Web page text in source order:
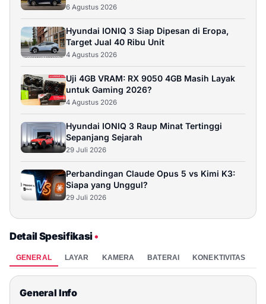
6 Agustus 2026
Hyundai IONIQ 3 Siap Dipesan di Eropa,
Target Jual 40 Ribu Unit
4 Agustus 2026
Uji 4GB VRAM: RX 9050 4GB Masih Layak
untuk Gaming 2026?
4 Agustus 2026
Hyundai IONIQ 3 Raup Minat Tertinggi
Sepanjang Sejarah
29 Juli 2026
Perbandingan Claude Opus 5 vs Kimi K3:
Siapa yang Unggul?
29 Juli 2026
Detail Spesifikasi•
GENERAL LAYAR KAMERA BATERAI KONEKTIVITAS
General Info